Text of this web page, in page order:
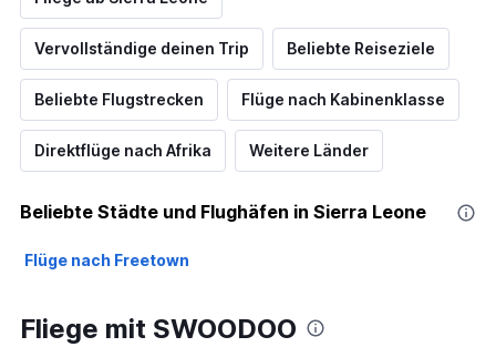
Vervollständige deinen Trip Beliebte Reiseziele
Beliebte Flugstrecken Flüge nach Kabinenklasse
Direktflüge nach Afrika Weitere Länder
Beliebte Städte und Flughäfen in Sierra Leone
Flüge nach Freetown
Fliege mit SWOODOO